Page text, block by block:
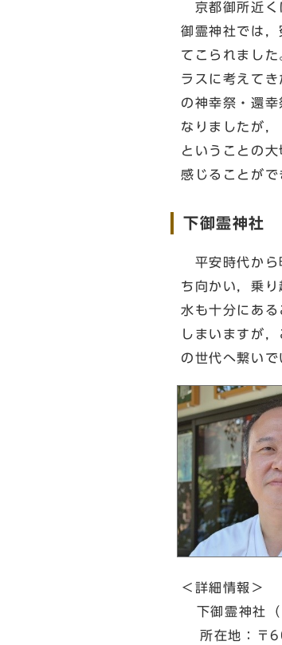
京都御所近く
御霊神社では
てこられまし
ラスに考えて
の神幸祭・還
なりましたが
ということの
感じることがで
下御霊神社
平安時代から
ち向かい，乗
水も十分にあ
しまいますが
の世代へ繋いで
＜詳細情報＞
下御霊神社（
所在地：〒